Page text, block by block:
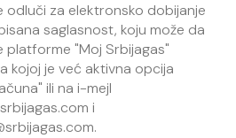
odluči za elektronsko dobijanje
saglasnost, koju može da
"Moj Srbijagas"
kojoj je već aktivna opcija
ili na i-mejl
i